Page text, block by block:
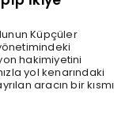
Küpçüler
hakimiyetini
yol kenarındaki
aracın bir kısmı